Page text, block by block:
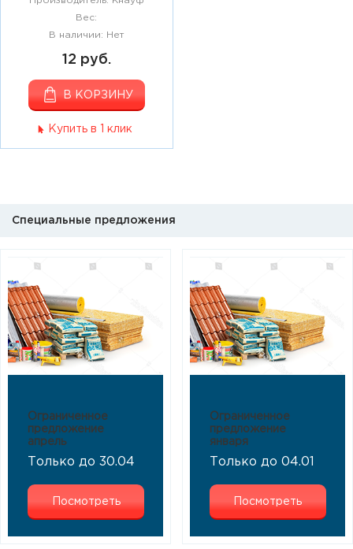
Вес:
В наличии: Нет
12 руб.
В КОРЗИНУ
Купить в 1 клик
Специальные предложения
Ограниченное
предложение
апрель
Только до 30.04
Посмотреть
Ограниченное
предложение
января
Только до 04.01
Посмотреть